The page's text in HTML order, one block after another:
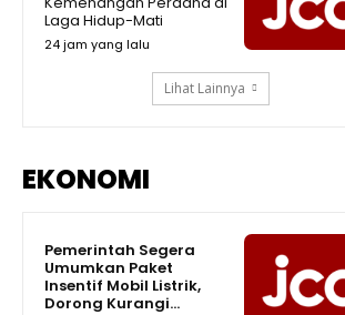
Limbah Sawit Jadi Sepatu
Super Murah Cuma Rp47 Ribu!
09:47
Laga Hidup-Mati
24 jam yang lalu
Lihat Lainnya
EKONOMI
Pemerintah Segera
Umumkan Paket
Insentif Mobil Listrik,
Dorong Kurangi...